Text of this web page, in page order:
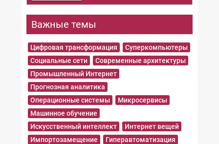
Важные темы
Цифровая трансформация
Суперкомпьютеры
Социальные сети
Современные архитектуры
Промышленный Интернет
Прогнозная аналитика
Операционные системы
Микросервисы
Машинное обучение
Искусственный интеллект
Интернет вещей
Импортозамещение
Гиперавтоматизация